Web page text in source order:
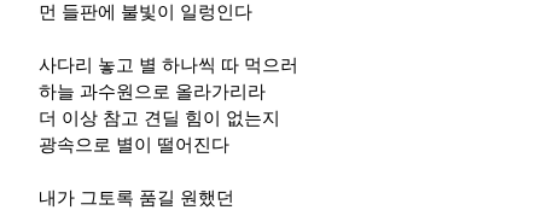
먼 들판에 불빛이 일렁인다
사다리 놓고 별 하나씩 따 먹으러
하늘 과수원으로 올라가리라
더 이상 참고 견딜 힘이 없는지
광속으로 별이 떨어진다
내가 그토록 품길 원했던